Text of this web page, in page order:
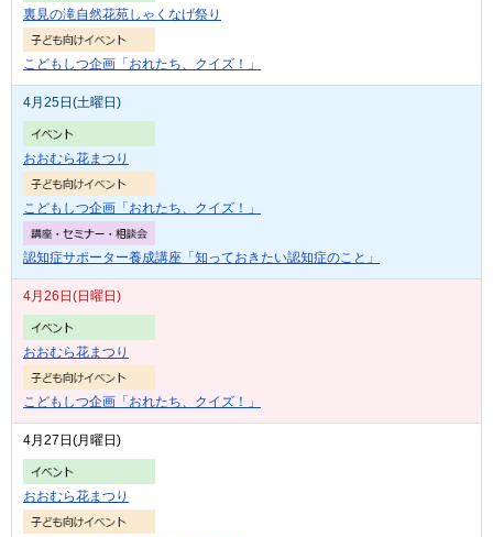
裏見の滝自然花苑しゃくなげ祭り
こどもしつ企画「おれたち、クイズ！」
4月25日(土曜日)
おおむら花まつり
こどもしつ企画「おれたち、クイズ！」
認知症サポーター養成講座「知っておきたい認知症のこと」
4月26日(日曜日)
おおむら花まつり
こどもしつ企画「おれたち、クイズ！」
4月27日(月曜日)
おおむら花まつり